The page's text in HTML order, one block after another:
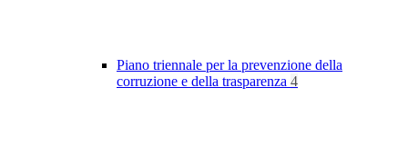
Piano triennale per la prevenzione della
corruzione e della trasparenza 4